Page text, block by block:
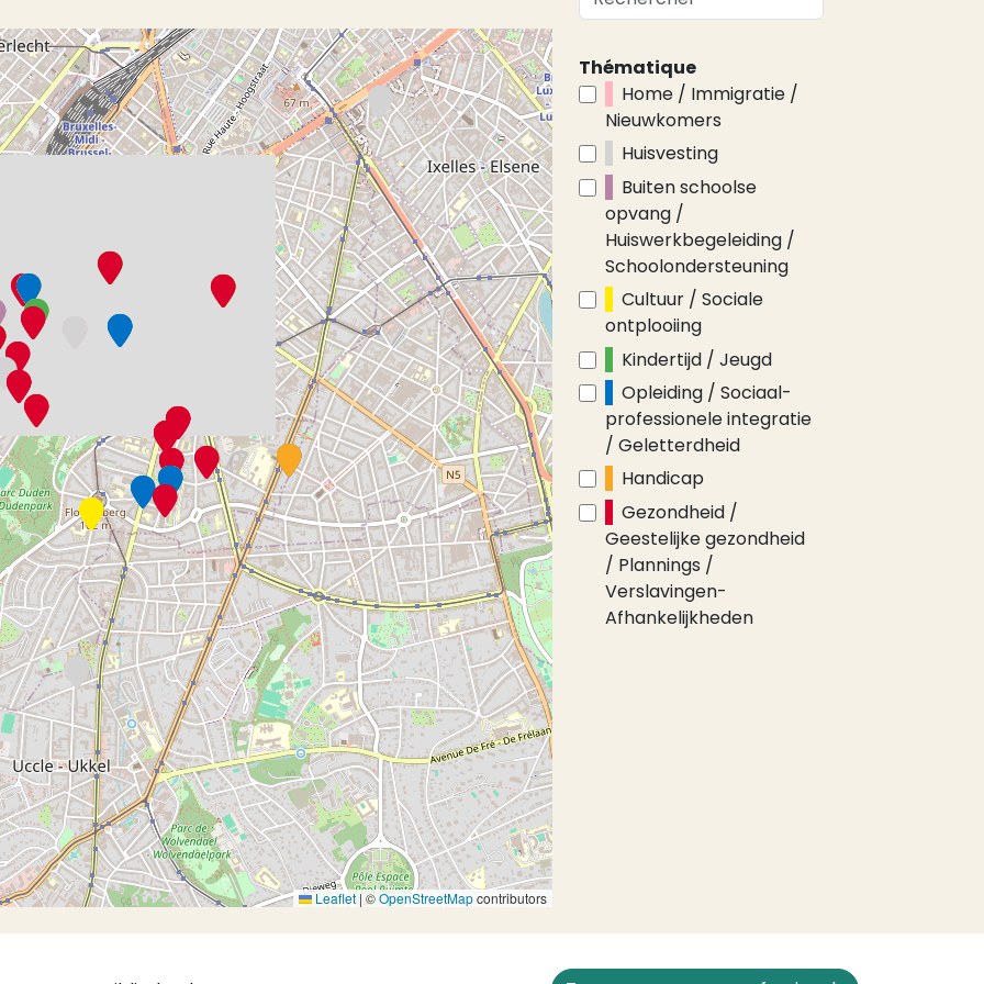
Leaflet |©OpenStreetMapcontributors
Thématique
Home / Immigratie /
Nieuwkomers
Huisvesting
Buiten schoolse
opvang /
Huiswerkbegeleiding /
Schoolondersteuning
Cultuur / Sociale
ontplooiing
Kindertijd / Jeugd
Opleiding / Sociaal-
professionele integratie
/ Geletterdheid
Handicap
Gezondheid /
Geestelijke gezondheid
/ Plannings /
Verslavingen-
Afhankelijkheden